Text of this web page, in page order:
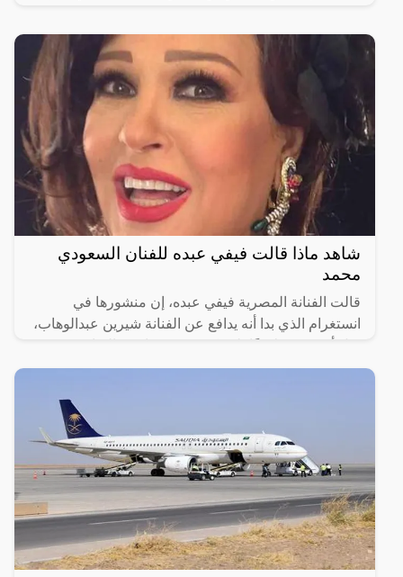
شاهد ماذا قالت فيفي عبده للفنان السعودي
محمد
قالت الفنانة المصرية فيفي عبده، إن منشورها في
انستغرام الذي بدا أنه يدافع عن الفنانة شيرين عبدالوهاب،
السعودي